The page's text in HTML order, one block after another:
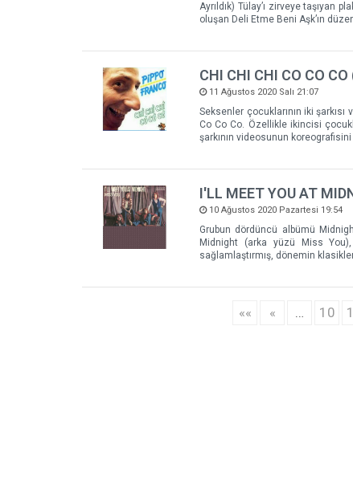
Ayrıldık) Tülay’ı zirveye taşıyan
oluşan Deli Etme Beni Aşk’ın
CHI CHI CHI CO CO
11 Ağustos 2020 Salı 21:07
Seksenler çocuklarının iki şarkısı
Co Co Co. Özellikle ikincisi
şarkının videosunun
I'LL MEET YOU AT
10 Ağustos 2020 Pazartesi 19:54
Grubun dördüncü albümü
Midnight (arka yüzü Miss You),
sağlamlaştırmış, dönemin
«« « … 10